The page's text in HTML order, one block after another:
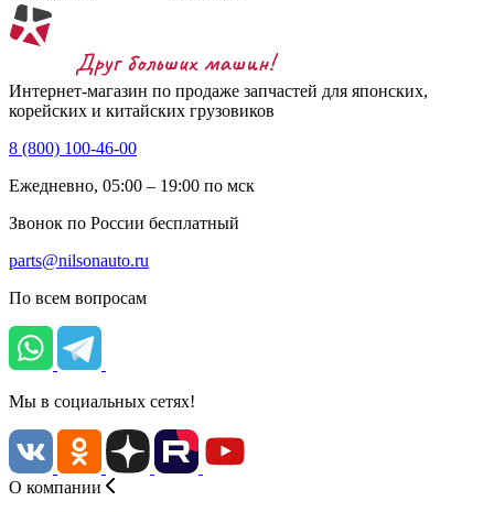
Интернет-магазин по продаже запчастей для японских,
корейских и китайских грузовиков
8 (800) 100-46-00
Ежедневно, 05:00 – 19:00 по мск
Звонок по России бесплатный
parts@nilsonauto.ru
По всем вопросам
Мы в социальных сетях!
О компании